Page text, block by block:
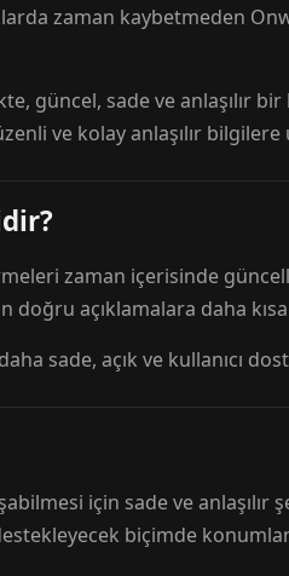
zaman kaybetmeden
güncel, sade ve anlaşılır
ve kolay anlaşılır bilgilere
zaman içerisinde
açıklamalara daha
sade, açık ve kullanıcı
için sade ve anlaşılır
biçimde